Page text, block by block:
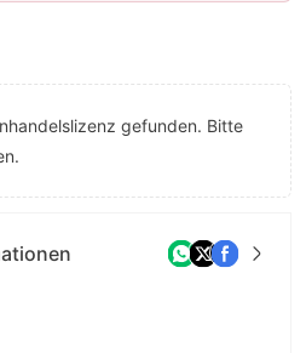
gefunden. Bitte